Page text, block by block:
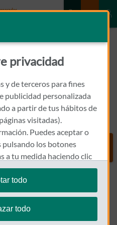
DE
privacidad
y de terceros para fines
publicidad personalizada
a partir de tus hábitos de
visitadas).
Puedes aceptar o
pulsando los botones
a tu medida haciendo clic
modificar tus ajustes de
en la sección
todo
todo